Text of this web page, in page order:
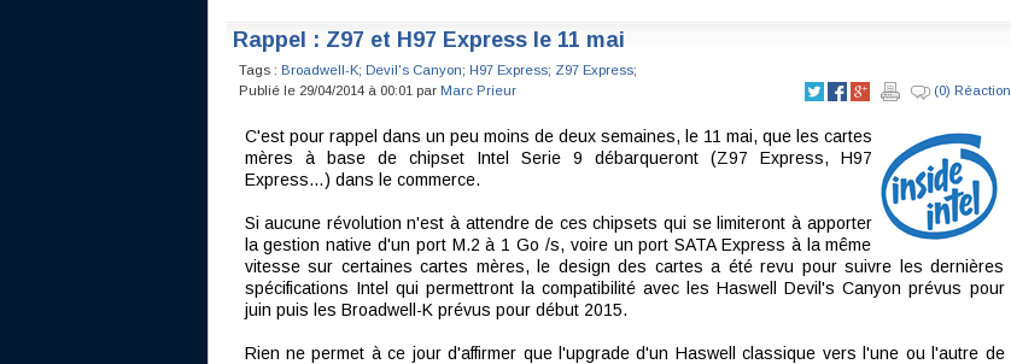
Rappel : Z97 et H97 Express le 11 mai
Tags : Broadwell-K; Devil's Canyon; H97 Express; Z97 Express;
Publié le 29/04/2014 à 00:01 par Marc Prieur (0) Réaction
C'est pour rappel dans un peu moins de deux semaines, le 11 mai, que les cartes
mères à base de chipset Intel Serie 9 débarqueront (Z97 Express, H97
Express…) dans le commerce.
Si aucune révolution n'est à attendre de ces chipsets qui se limiteront à apporter
la gestion native d'un port M.2 à 1 Go /s, voire un port SATA Express à la même
vitesse sur certaines cartes mères, le design des cartes a été revu pour suivre les dernières
spécifications Intel qui permettront la compatibilité avec les Haswell Devil's Canyon prévus pour
juin puis les Broadwell-K prévus pour début 2015.
Rien ne permet à ce jour d'affirmer que l'upgrade d'un Haswell classique vers l'une ou l'autre de